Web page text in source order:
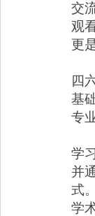
交
观
更
四
基
专
学
并
式
学